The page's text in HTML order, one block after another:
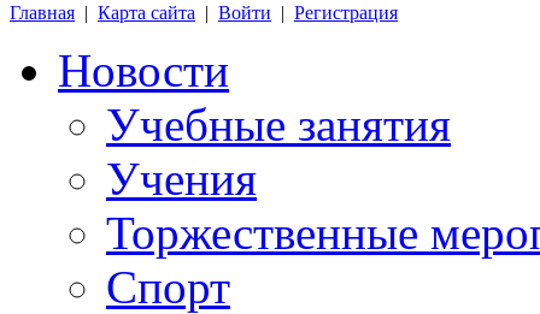
Главная | Карта сайта | Войти | Регистрация
Новости
Учебные занятия
Учения
Торжественные
Спорт